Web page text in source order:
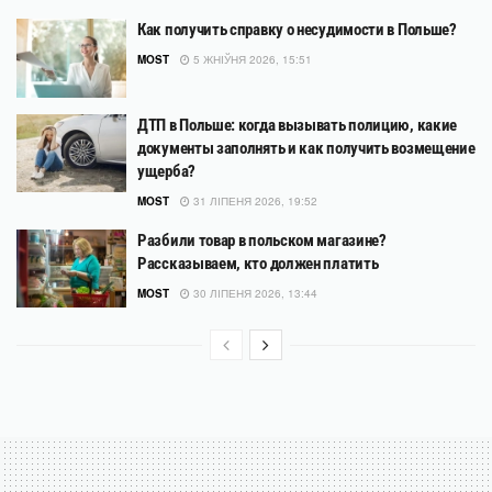
Как получить справку о несудимости в Польше?
MOST 5 ЖНІЎНЯ 2026, 15:51
ДТП в Польше: когда вызывать полицию, какие
документы заполнять и как получить возмещение
ущерба?
MOST 31 ЛІПЕНЯ 2026, 19:52
Разбили товар в польском магазине?
Рассказываем, кто должен платить
MOST 30 ЛІПЕНЯ 2026, 13:44